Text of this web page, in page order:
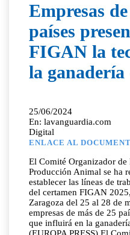
Empresas
países
FIGAN la
la
25/06/2024
En: lavanguardia.com
Digital
ENLACE AL
El Comité Organizador
Producción Animal se ha
establecer las líneas de
del certamen FIGAN
Zaragoza del 25 al 28 de
empresas de más de 25
que influirá en la